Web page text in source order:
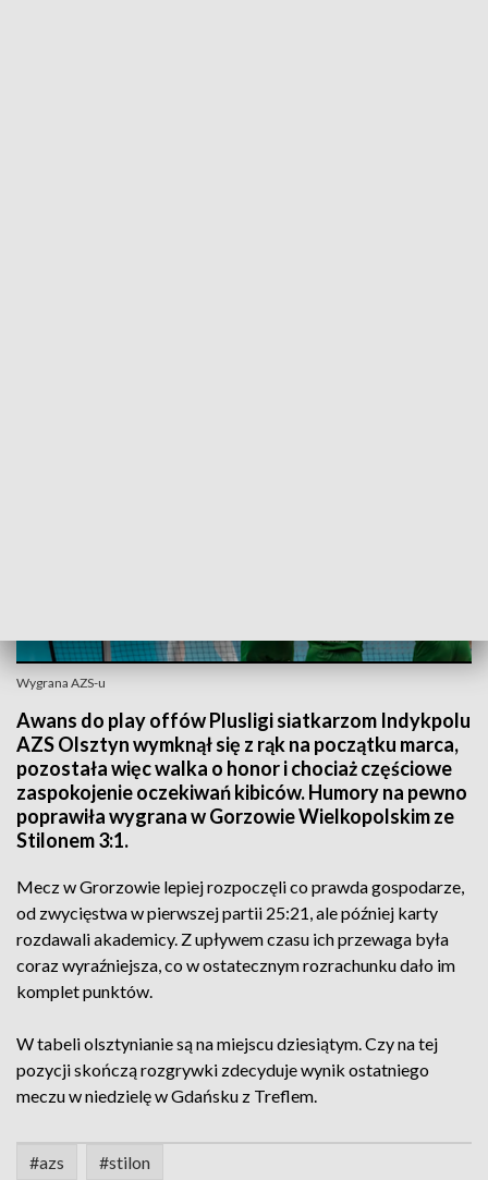
Wygrana AZS-u
Awans do play offów Plusligi siatkarzom Indykpolu
AZS Olsztyn wymknął się z rąk na początku marca,
pozostała więc walka o honor i chociaż częściowe
zaspokojenie oczekiwań kibiców. Humory na pewno
poprawiła wygrana w Gorzowie Wielkopolskim ze
Stilonem 3:1.
Mecz w Grorzowie lepiej rozpoczęli co prawda gospodarze,
od zwycięstwa w pierwszej partii 25:21, ale później karty
rozdawali akademicy. Z upływem czasu ich przewaga była
coraz wyraźniejsza, co w ostatecznym rozrachunku dało im
komplet punktów.
W tabeli olsztynianie są na miejscu dziesiątym. Czy na tej
pozycji skończą rozgrywki zdecyduje wynik ostatniego
meczu w niedzielę w Gdańsku z Treflem.
#azs #stilon